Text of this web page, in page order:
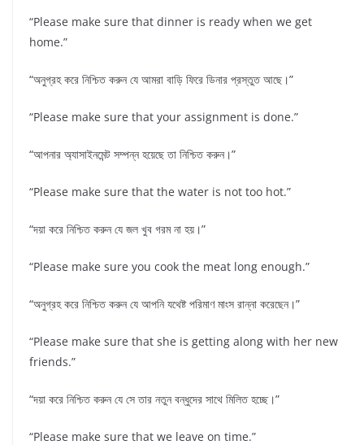
“Please make sure that dinner is ready when we get
home.”
“অনুগ্রহ করে নিশ্চিত করুন যে আমরা বাড়ি ফিরে ডিনার প্রস্তুত আছে।”
“Please make sure that your assignment is done.”
“আপনার অ্যাসাইনমেন্ট সম্পন্ন হয়েছে তা নিশ্চিত করুন।”
“Please make sure that the water is not too hot.”
“দয়া করে নিশ্চিত করুন যে জল খুব গরম না হয়।”
“Please make sure you cook the meat long enough.”
“অনুগ্রহ করে নিশ্চিত করুন যে আপনি যথেষ্ট পরিমাণ মাংস রান্না করেছেন।”
“Please make sure that she is getting along with her new
friends.”
“দয়া করে নিশ্চিত করুন যে সে তার নতুন বন্ধুদের সাথে মিলিত হচ্ছে।”
“Please make sure that we leave on time.”